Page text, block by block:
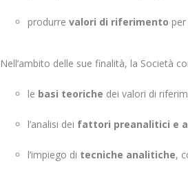
produrre valori di riferimento
Nell’ambito delle sue finalità, la Società
le basi teoriche dei valori di
l’analisi dei fattori preanalitici e
l’impiego di tecniche analitiche,